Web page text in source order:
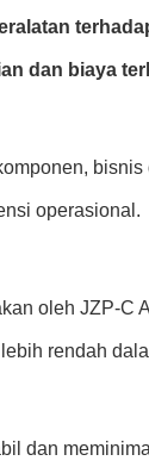
dan biaya
operasional.
oleh JZP-
rendah
dan